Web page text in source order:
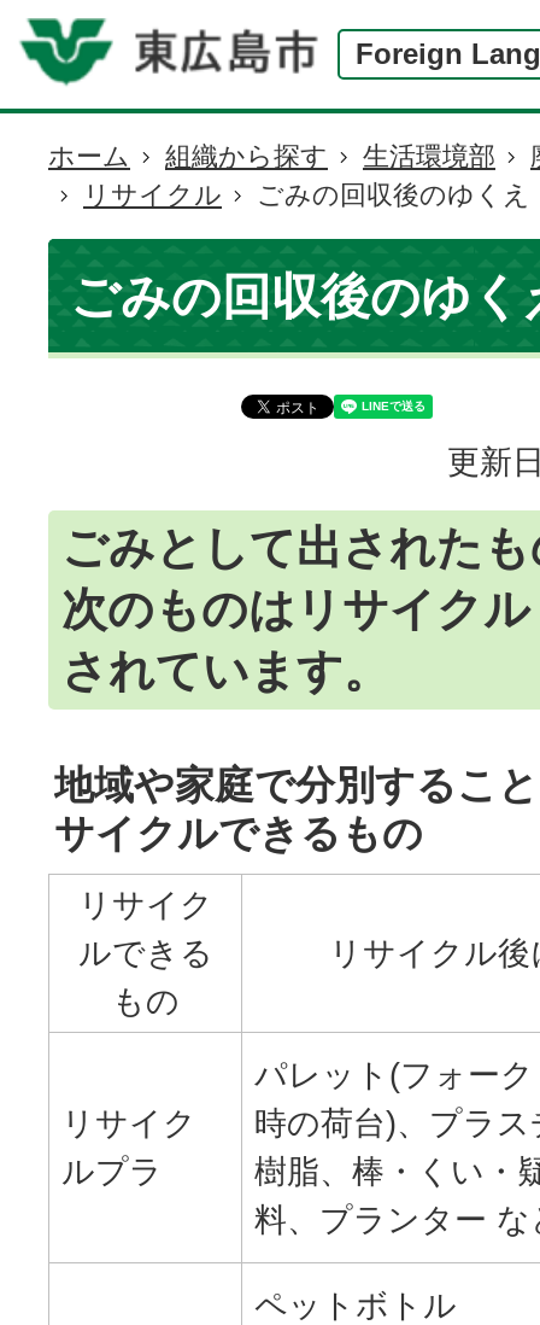
Foreign
現
在
の
置
ホーム 組織から探す 生活環境部
リサイクル
ごみの回収後のゆくえ
ごみの回収後のゆく
更新
ごみとして出された
次のものはリサイク
されています。
地域や家庭で分別するこ
サイクルできるもの
リサイク
ルできる
もの
リサイクル
リサイク
ルプラ
パレット(フォー
時の荷台)、プラ
樹脂、棒・くい・
料、プランター な
ペットボトル